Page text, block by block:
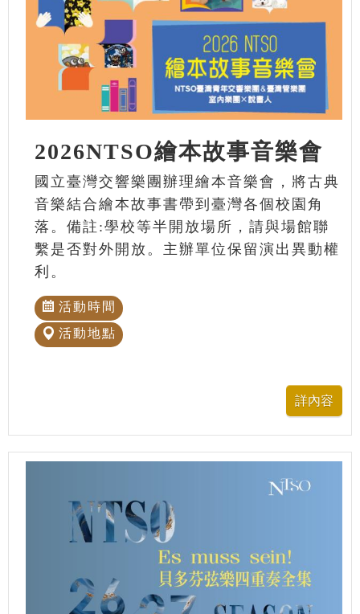
2026NTSO繪本故事音樂會
國立臺灣交響樂團辦理繪本音樂會，將古典
音樂結合繪本故事書帶到臺灣各個校園角
落。備註:學校等半開放場所，請與場館聯
繫是否對外開放。主辦單位保留演出異動權
利。
活動時間
活動地點